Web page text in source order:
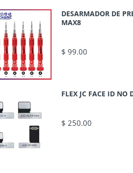
DESARMADOR DE
MAX8
$ 99.00
FLEX JC FACE ID NO
$ 250.00